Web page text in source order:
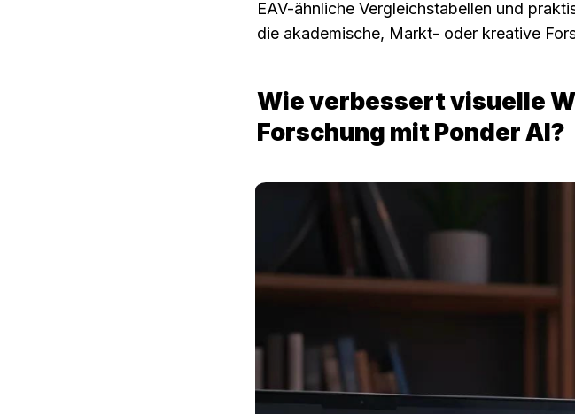
EAV-ähnliche Vergleichstabellen und
die akademische, Markt- oder kreative
Wie verbessert visuelle
Forschung mit Ponder AI?